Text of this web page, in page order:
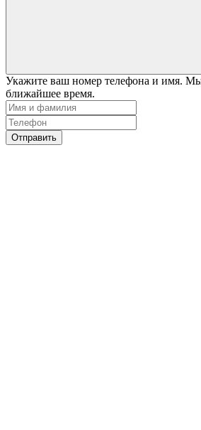
Укажите ваш номер телефона и имя.
ближайшее время.
Отправить